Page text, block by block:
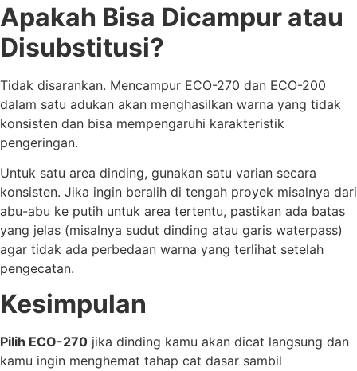
Apakah Bisa Dicampur atau
Disubstitusi?
Tidak disarankan. Mencampur ECO-270 dan ECO-200
dalam satu adukan akan menghasilkan warna yang tidak
konsisten dan bisa mempengaruhi karakteristik
pengeringan.
Untuk satu area dinding, gunakan satu varian secara
konsisten. Jika ingin beralih di tengah proyek misalnya dari
abu-abu ke putih untuk area tertentu, pastikan ada batas
yang jelas (misalnya sudut dinding atau garis waterpass)
agar tidak ada perbedaan warna yang terlihat setelah
pengecatan.
Kesimpulan
Pilih ECO-270 jika dinding kamu akan dicat langsung dan
kamu ingin menghemat tahap cat dasar sambil